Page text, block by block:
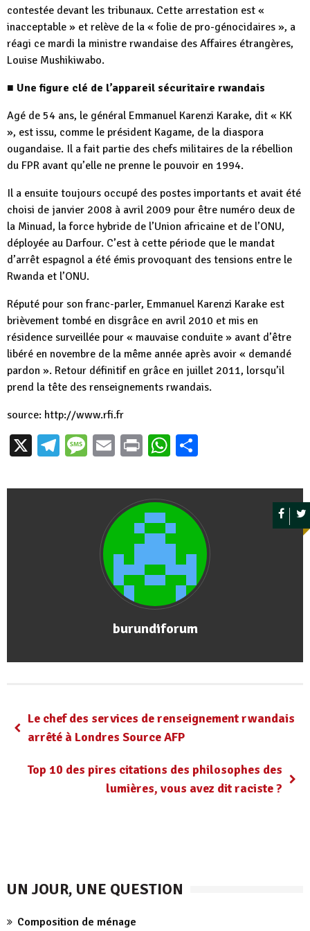
contestée devant les tribunaux. Cette arrestation est «
inacceptable » et relève de la « folie de pro-génocidaires », a
réagi ce mardi la ministre rwandaise des Affaires étrangères,
Louise Mushikiwabo.
■ Une figure clé de l’appareil sécuritaire rwandais
Agé de 54 ans, le général Emmanuel Karenzi Karake, dit « KK
», est issu, comme le président Kagame, de la diaspora
ougandaise. Il a fait partie des chefs militaires de la rébellion
du FPR avant qu’elle ne prenne le pouvoir en 1994.
Il a ensuite toujours occupé des postes importants et avait été
choisi de janvier 2008 à avril 2009 pour être numéro deux de
la Minuad, la force hybride de l’Union africaine et de l’ONU,
déployée au Darfour. C’est à cette période que le mandat
d’arrêt espagnol a été émis provoquant des tensions entre le
Rwanda et l’ONU.
Réputé pour son franc-parler, Emmanuel Karenzi Karake est
brièvement tombé en disgrâce en avril 2010 et mis en
résidence surveillée pour « mauvaise conduite » avant d’être
libéré en novembre de la même année après avoir « demandé
pardon ». Retour définitif en grâce en juillet 2011, lorsqu’il
prend la tête des renseignements rwandais.
source: http://www.rfi.fr
X Telegram
Message
EmailPrintWhatsApp
burundiforum
Le chef des services de renseignement rwandais
arrêté à Londres Source AFP
Top 10 des pires citations des philosophes des
lumières, vous avez dit raciste ?
UN JOUR, UNE QUESTION
Composition de ménage